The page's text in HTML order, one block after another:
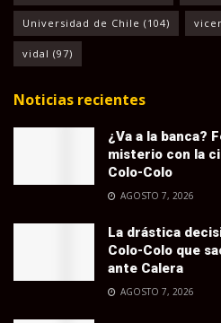
Universidad de Chile (104)
vidal (97)
Noticias recientes
¿Va a la banca?
misterio con la
Colo-Colo
AGOSTO 7, 2026
La drástica
Colo-Colo que
ante Calera
AGOSTO 7, 2026